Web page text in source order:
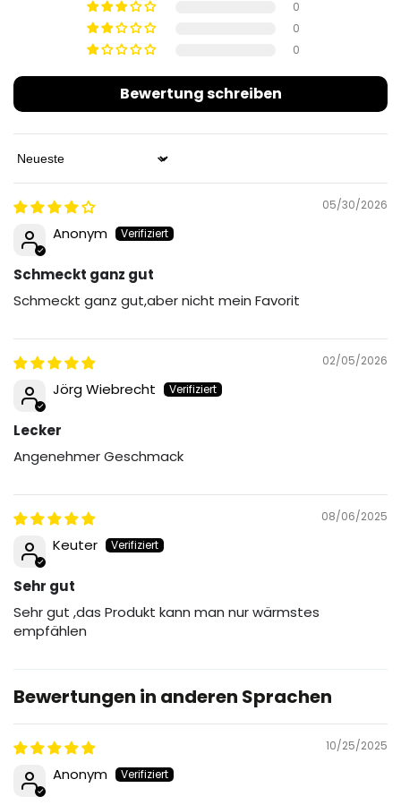
0
0
0
Bewertung schreiben
Sort by
05/30/2026
Anonym
Schmeckt ganz gut
Schmeckt ganz gut,aber nicht mein Favorit
02/05/2026
Jörg Wiebrecht
Lecker
Angenehmer Geschmack
08/06/2025
Keuter
Sehr gut
Sehr gut ,das Produkt kann man nur wärmstes
empfählen
Bewertungen in anderen Sprachen
10/25/2025
Anonym